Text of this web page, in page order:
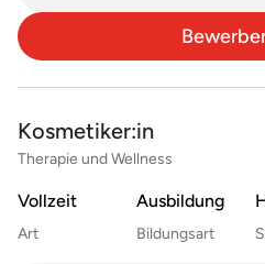
Kosmetiker:in
Therapie und Wellness
Vollzeit
Art
Ausbildung
Bildungsart